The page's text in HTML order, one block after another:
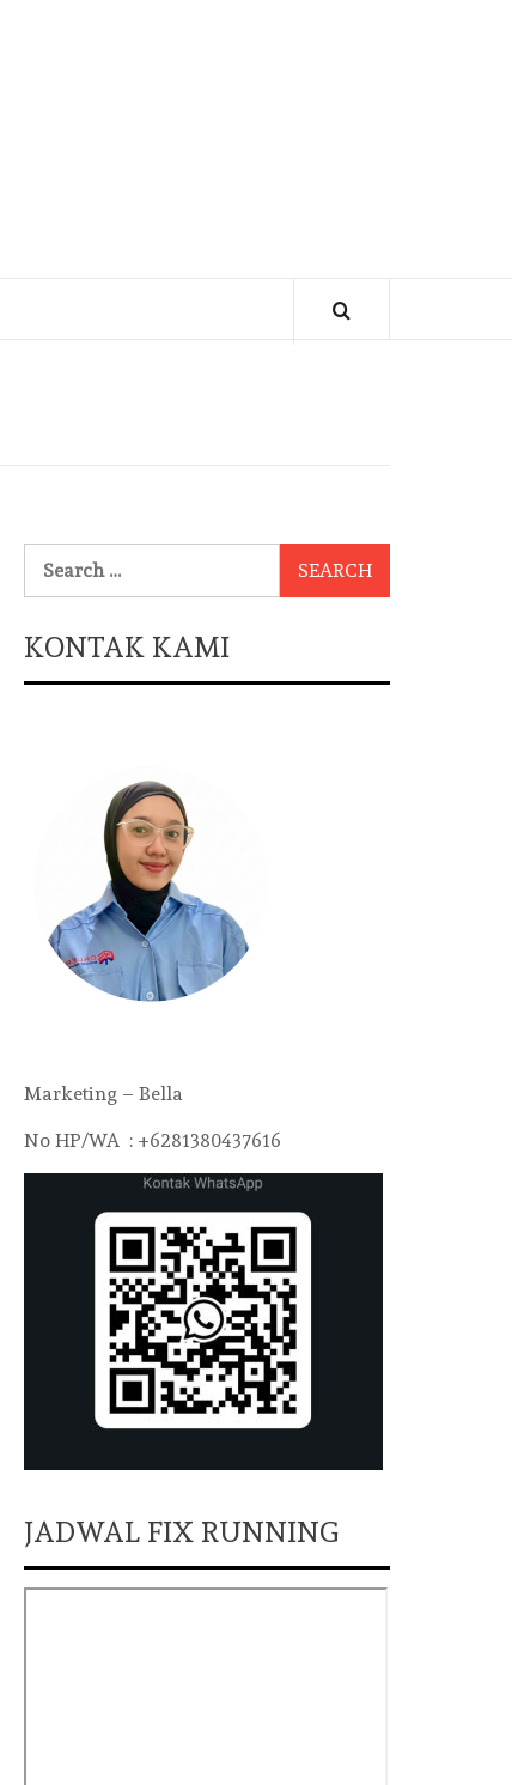
for:
KONTAK KAMI
Marketing – Bella
No HP/WA : +6281380437616
JADWAL FIX RUNNING